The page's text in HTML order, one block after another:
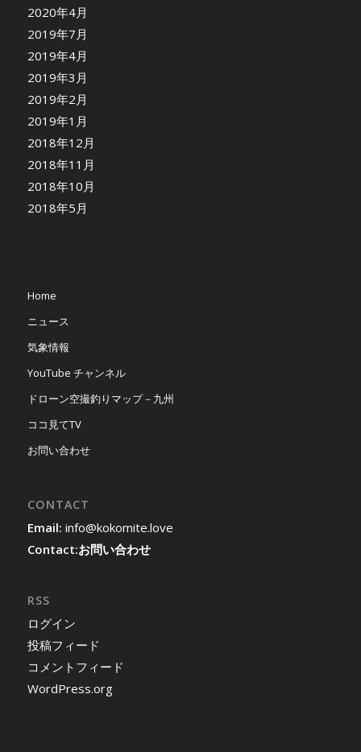
2020年4月
2019年7月
2019年4月
2019年3月
2019年2月
2019年1月
2018年12月
2018年11月
2018年10月
2018年5月
Home
ニュース
気象情報
YouTube チャンネル
ドローン空撮釣りマップ－九州
ココ見てTV
お問い合わせ
CONTACT
Email: info@kokomite.love
Contact:お問い合わせ
RSS
ログイン
投稿フィード
コメントフィード
WordPress.org